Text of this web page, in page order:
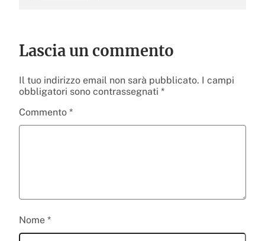
Lascia un commento
Il tuo indirizzo email non sarà pubblicato. I campi
obbligatori sono contrassegnati *
Commento *
Nome *